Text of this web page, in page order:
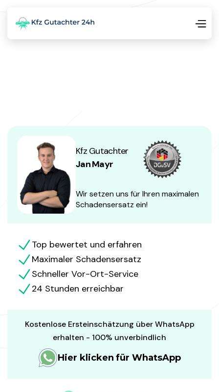
Kfz Gutachter
Jan Mayr
Wir setzen uns für Ihren maximalen
Schadensersatz ein!
Top bewertet und erfahren
Maximaler Schadensersatz
Schneller Vor-Ort-Service
24 Stunden erreichbar
Kostenlose Ersteinschätzung über WhatsApp
erhalten - 100% unverbindlich
Hier klicken für WhatsApp